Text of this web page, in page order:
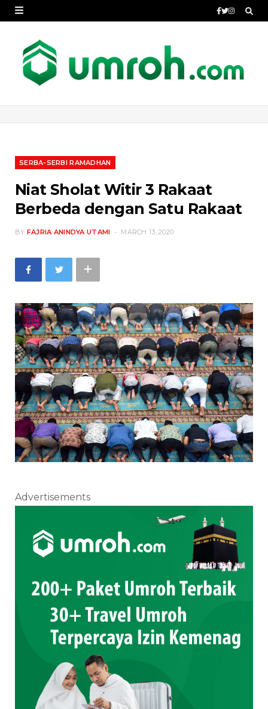
SERBA-SERBI RAMADHAN
Niat Sholat Witir 3 Rakaat
Berbeda dengan Satu Rakaat
BY FAJRIA ANINDYA UTAMI MARCH 13, 2020
Advertisements